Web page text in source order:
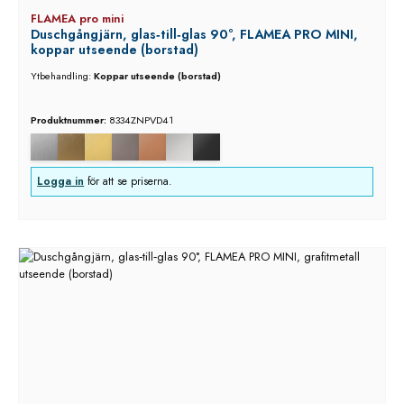
FLAMEA pro mini
Duschgångjärn, glas‑till‑glas 90°, FLAMEA PRO MINI,
koppar utseende (borstad)
Ytbehandling:Koppar utseende (borstad)
Produktnummer: 8334ZNPVD41
Logga in för att se priserna.